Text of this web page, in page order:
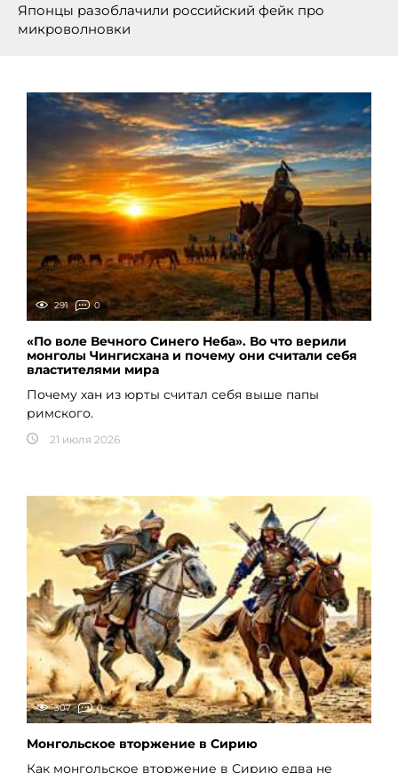
Японцы разоблачили российский фейк про
микроволновки
291 0
«По воле Вечного Синего Неба». Во что верили
монголы Чингисхана и почему они считали себя
властителями мира
Почему хан из юрты считал себя выше папы
римского.
21 июля 2026
307 0
Монгольское вторжение в Сирию
Как монгольское вторжение в Сирию едва не